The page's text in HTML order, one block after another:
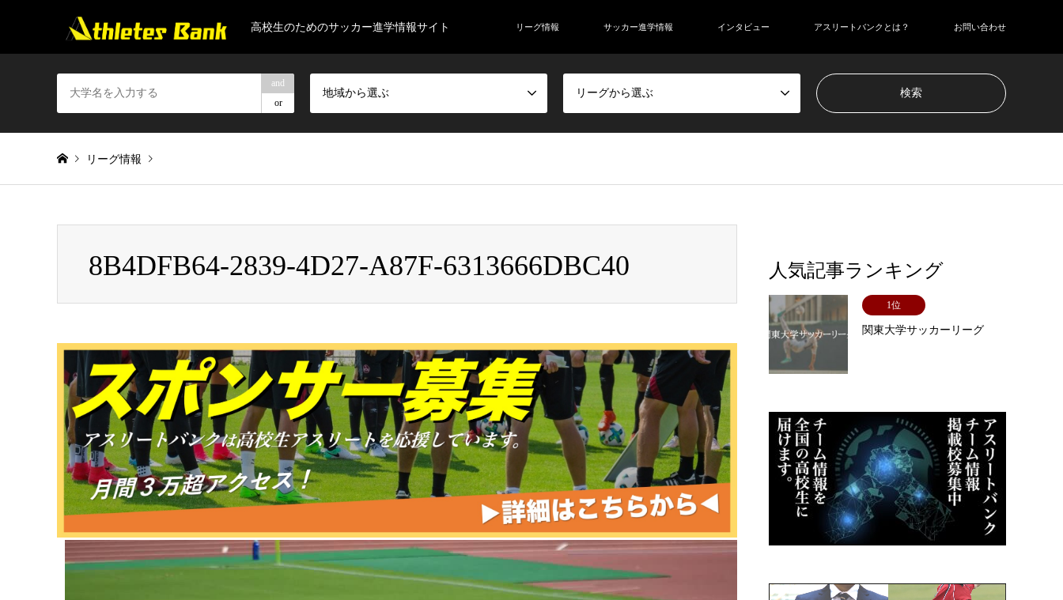
高校生のためのサッカー進学情報サイト リーグ情報 サッカー進学情報 インタビュー アスリートバンクとは？ お問い合わせ
and
or
地域から選ぶ リーグから選ぶ
リーグ情報
8B4DFB64-2839-4D27-A87F-6313666DBC40
8B4DFB64-2839-4D27-A87F-6313666DBC40 人気記事ランキング
1位
関東大学サッカーリーグ